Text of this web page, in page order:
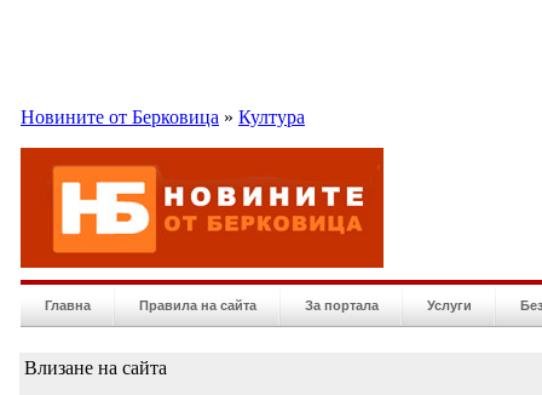
Новините от Берковица » Култура
Главна Правила на сайта За портала Услуги
Влизане на сайта